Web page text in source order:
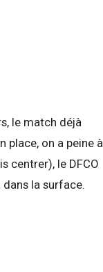
le match déjà
place, on a peine à
centrer), le DFCO
dans la surface.